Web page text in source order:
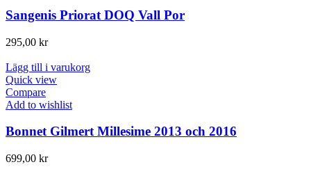
Sangenis Priorat DOQ Vall Por
295,00 kr
Lägg till i varukorg
Quick view
Compare
Add to wishlist
Bonnet Gilmert Millesime 2013 och 2016
699,00 kr